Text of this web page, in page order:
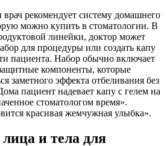
рекомендует систему домашнего
можно купить в стоматологии. В
линейки, доктор может
для процедуры или создать капу
пациента. Набор обычно включает
компоненты, которые
заметного эффекта отбеливания без
пациент надевает капу с гелем на
стоматологом время».
красивая жемчужная улыбка».
и тела для